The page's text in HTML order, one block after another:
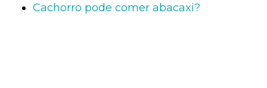
Cachorro pode comer abacaxi?